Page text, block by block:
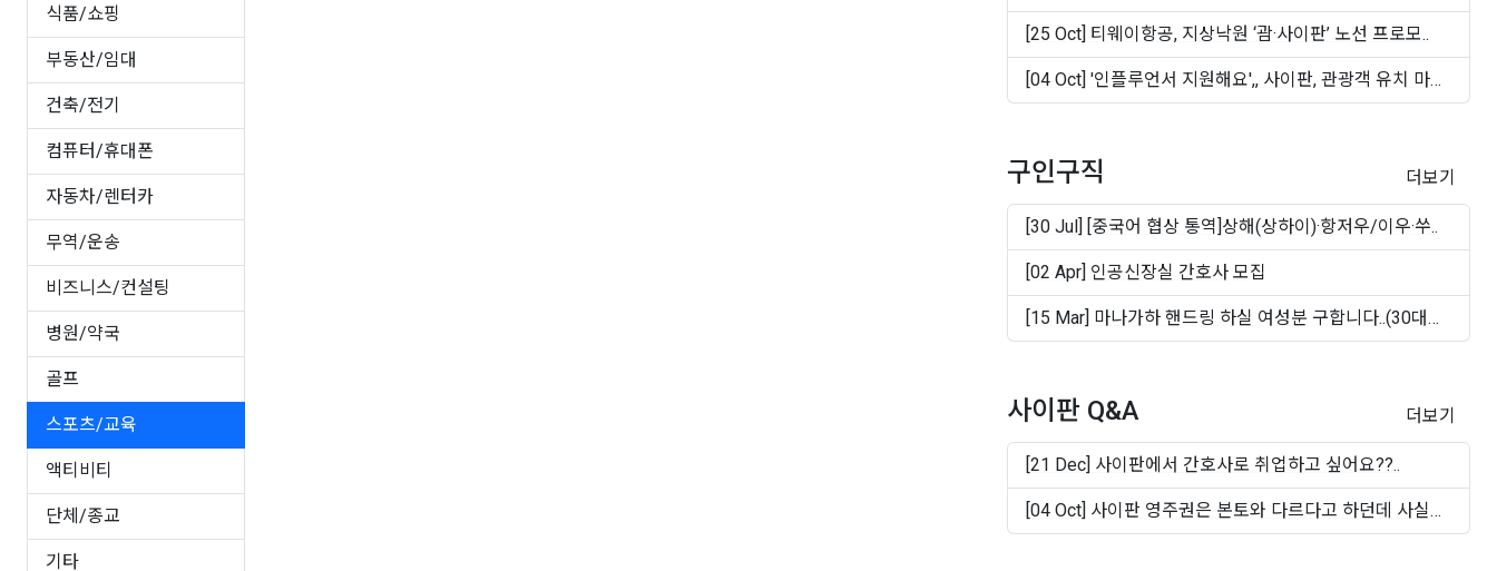
식품/쇼핑
부동산/임대
건축/전기
컴퓨터/휴대폰
자동차/렌터카
무역/운송
비즈니스/컨설팅
병원/약국
골프
스포츠/교육
액티비티
단체/종교
기타
..
[25 Oct] 티웨이항공, 지상낙원 ‘괌·사이판’ 노선 프로모..
[04 Oct] '인플루언서 지원해요',, 사이판, 관광객 유치 마
케..
구인구직 더보기
[30 Jul] [중국어 협상 통역]상해(상하이)·항저우/이우·쑤..
[02 Apr] 인공신장실 간호사 모집
[15 Mar] 마나가하 핸드링 하실 여성분 구합니다..(30대
~50십..
사이판 Q&A 더보기
[21 Dec] 사이판에서 간호사로 취업하고 싶어요??..
[04 Oct] 사이판 영주권은 본토와 다르다고 하던데 사실인
가..